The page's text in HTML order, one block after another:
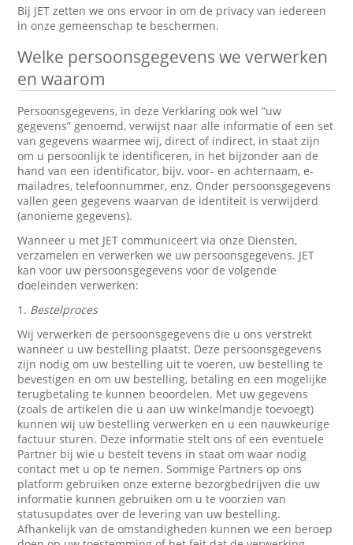
Bij JET zetten we ons ervoor in om de privacy van iedereen
in onze gemeenschap te beschermen.
Welke persoonsgegevens we verwerken
en waarom
Persoonsgegevens, in deze Verklaring ook wel “uw
gegevens” genoemd, verwijst naar alle informatie of een set
van gegevens waarmee wij, direct of indirect, in staat zijn
om u persoonlijk te identificeren, in het bijzonder aan de
hand van een identificator, bijv. voor- en achternaam, e-
mailadres, telefoonnummer, enz. Onder persoonsgegevens
vallen geen gegevens waarvan de identiteit is verwijderd
(anonieme gegevens).
Wanneer u met JET communiceert via onze Diensten,
verzamelen en verwerken we uw persoonsgegevens. JET
kan voor uw persoonsgegevens voor de volgende
doeleinden verwerken:
1. Bestelproces
Wij verwerken de persoonsgegevens die u ons verstrekt
wanneer u uw bestelling plaatst. Deze persoonsgegevens
zijn nodig om uw bestelling uit te voeren, uw bestelling te
bevestigen en om uw bestelling, betaling en een mogelijke
terugbetaling te kunnen beoordelen. Met uw gegevens
(zoals de artikelen die u aan uw winkelmandje toevoegt)
kunnen wij uw bestelling verwerken en u een nauwkeurige
factuur sturen. Deze informatie stelt ons of een eventuele
Partner bij wie u bestelt tevens in staat om waar nodig
contact met u op te nemen. Sommige Partners op ons
platform gebruiken onze externe bezorgbedrijven die uw
informatie kunnen gebruiken om u te voorzien van
statusupdates over de levering van uw bestelling.
Afhankelijk van de omstandigheden kunnen we een beroep